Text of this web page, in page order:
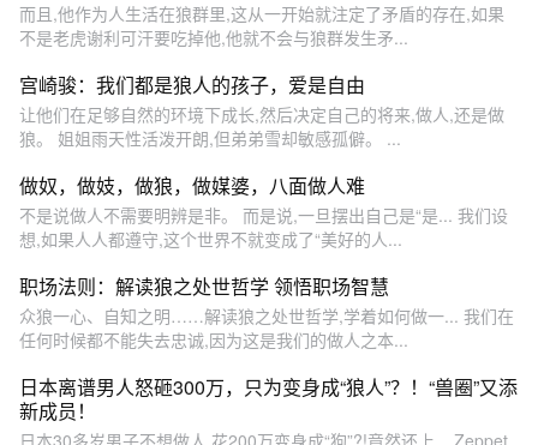
而且,他作为人生活在狼群里,这从一开始就注定了矛盾的存在,如果
不是老虎谢利可汗要吃掉他,他就不会与狼群发生矛...
宫崎骏：我们都是狼人的孩子，爱是自由
让他们在足够自然的环境下成长,然后决定自己的将来,做人,还是做
狼。 姐姐雨天性活泼开朗,但弟弟雪却敏感孤僻。 ...
做奴，做妓，做狼，做媒婆，八面做人难
不是说做人不需要明辨是非。 而是说,一旦摆出自己是“是... 我们设
想,如果人人都遵守,这个世界不就变成了“美好的人...
职场法则：解读狼之处世哲学 领悟职场智慧
众狼一心、自知之明……解读狼之处世哲学,学着如何做一... 我们在
任何时候都不能失去忠诚,因为这是我们的做人之本...
日本离谱男人怒砸300万，只为变身成“狼人”？！“兽圈”又添
新成员！